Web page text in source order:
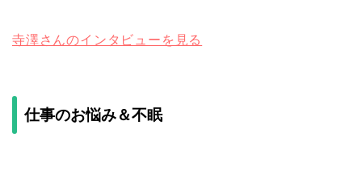
寺澤さんのインタビューを見る
仕事のお悩み＆不眠